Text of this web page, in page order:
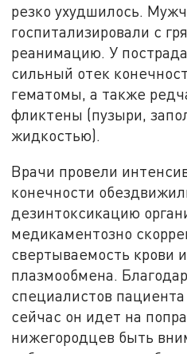
резко ухудшилось.
госпитализировали с
реанимацию. У
сильный отек
гематомы, а также
фликтены (пузыри,
жидкостью).
Врачи провели
конечности
дезинтоксикацию
медикаментозно
свертываемость крови
плазмообмена.
специалистов
сейчас он идет на
нижегородцев быть